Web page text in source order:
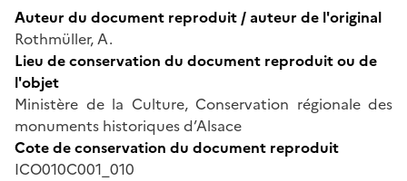
Auteur du document reproduit / auteur de l'original
Rothmüller, A.
Lieu de conservation du document reproduit ou de
l'objet
Ministère de la Culture, Conservation régionale des
monuments historiques d’Alsace
Cote de conservation du document reproduit
ICO010C001_010